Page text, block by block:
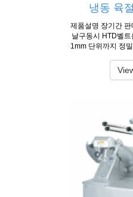
냉동 육
제품설명 장기간
날구동시 HTD벨
1mm 단위까지 정
성이 강함 (독일
늄 재질에서 최고
이한 칼중카바 사
: -2℃ ~ 0℃ 제품사
80S HFS-350S
0×1400㎜
0㎜ Motor 1Ø/ 3Ø,
Ø/ 3Ø, 220V/
380V, 750W×2EA
40~58 slices/min
emension
430×350×200㎜